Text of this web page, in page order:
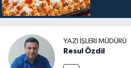
YAZI İŞLERI MÜDÜRÜ
Resul Özdil